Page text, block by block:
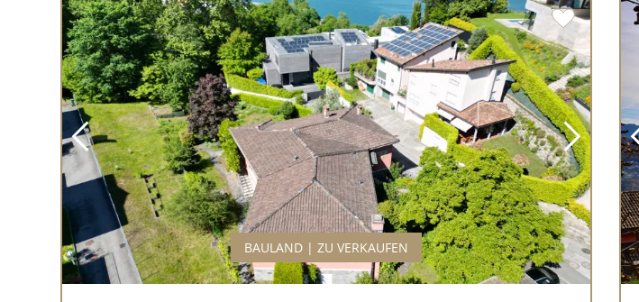
BAULAND | ZU VERKAUFEN